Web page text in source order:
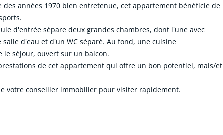
années 1970 bien entretenue, cet appartement bénéficie de
d'entrée sépare deux grandes chambres, dont l'une avec
d'eau et d'un WC séparé. Au fond, une cuisine
le séjour, ouvert sur un balcon.
de cet appartement qui offre un bon potentiel, mais/et
votre conseiller immobilier pour visiter rapidement.